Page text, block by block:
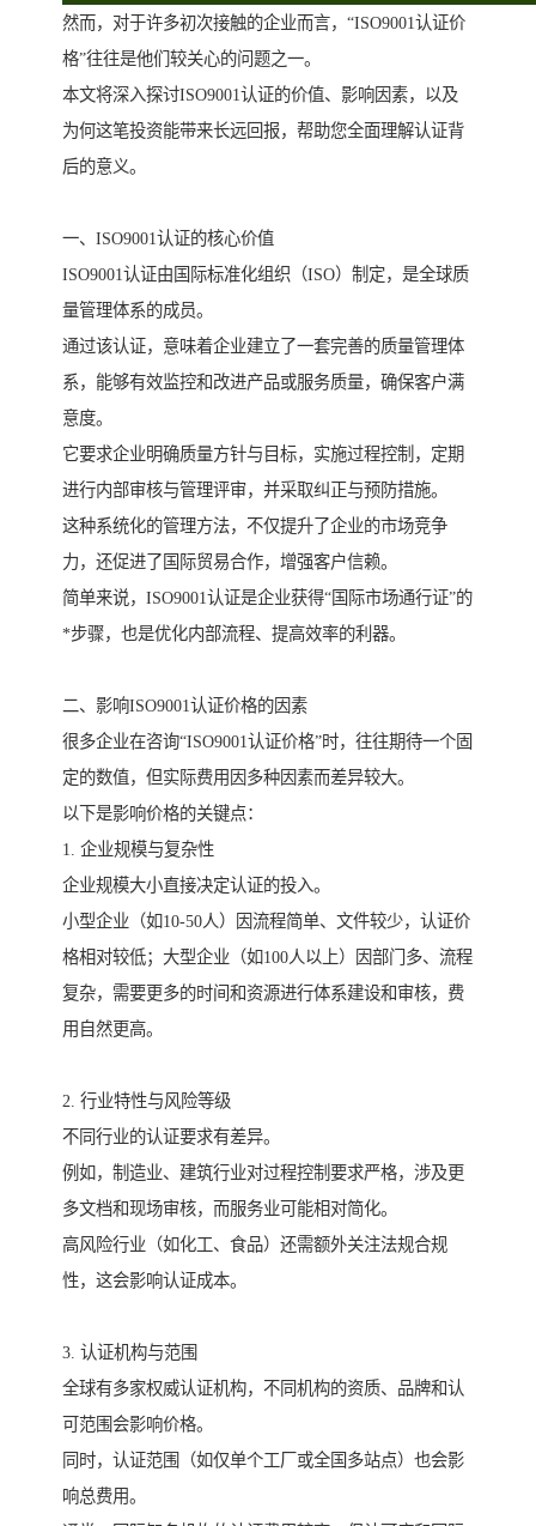
然而，对于许多初次接触的企业而言，“ISO9001认证价
格”往往是他们较关心的问题之一。
本文将深入探讨ISO9001认证的价值、影响因素，以及
为何这笔投资能带来长远回报，帮助您全面理解认证背
后的意义。
一、ISO9001认证的核心价值
ISO9001认证由国际标准化组织（ISO）制定，是全球质
量管理体系的成员。
通过该认证，意味着企业建立了一套完善的质量管理体
系，能够有效监控和改进产品或服务质量，确保客户满
意度。
它要求企业明确质量方针与目标，实施过程控制，定期
进行内部审核与管理评审，并采取纠正与预防措施。
这种系统化的管理方法，不仅提升了企业的市场竞争
力，还促进了国际贸易合作，增强客户信赖。
简单来说，ISO9001认证是企业获得“国际市场通行证”的
*步骤，也是优化内部流程、提高效率的利器。
二、影响ISO9001认证价格的因素
很多企业在咨询“ISO9001认证价格”时，往往期待一个固
定的数值，但实际费用因多种因素而差异较大。
以下是影响价格的关键点：
1. 企业规模与复杂性
企业规模大小直接决定认证的投入。
小型企业（如10-50人）因流程简单、文件较少，认证价
格相对较低；大型企业（如100人以上）因部门多、流程
复杂，需要更多的时间和资源进行体系建设和审核，费
用自然更高。
2. 行业特性与风险等级
不同行业的认证要求有差异。
例如，制造业、建筑行业对过程控制要求严格，涉及更
多文档和现场审核，而服务业可能相对简化。
高风险行业（如化工、食品）还需额外关注法规合规
性，这会影响认证成本。
3. 认证机构与范围
全球有多家权威认证机构，不同机构的资质、品牌和认
可范围会影响价格。
同时，认证范围（如仅单个工厂或全国多站点）也会影
响总费用。